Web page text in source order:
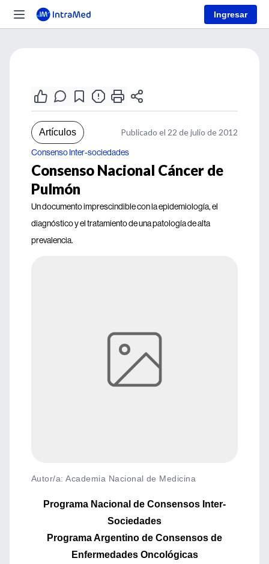
Ingresar
Artículos Publicado el 22 de julio de 2012
Consenso Inter-sociedades
Consenso Nacional Cáncer de
Pulmón
Un documento imprescindible con la epidemiología, el
diagnóstico y el tratamiento de una patología de alta
prevalencia.
Autor/a: Academia Nacional de Medicina
Programa Nacional de Consensos Inter-
Sociedades
Programa Argentino de Consensos de
Enfermedades Oncológicas